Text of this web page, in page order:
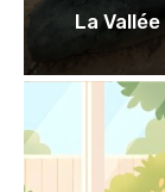
La